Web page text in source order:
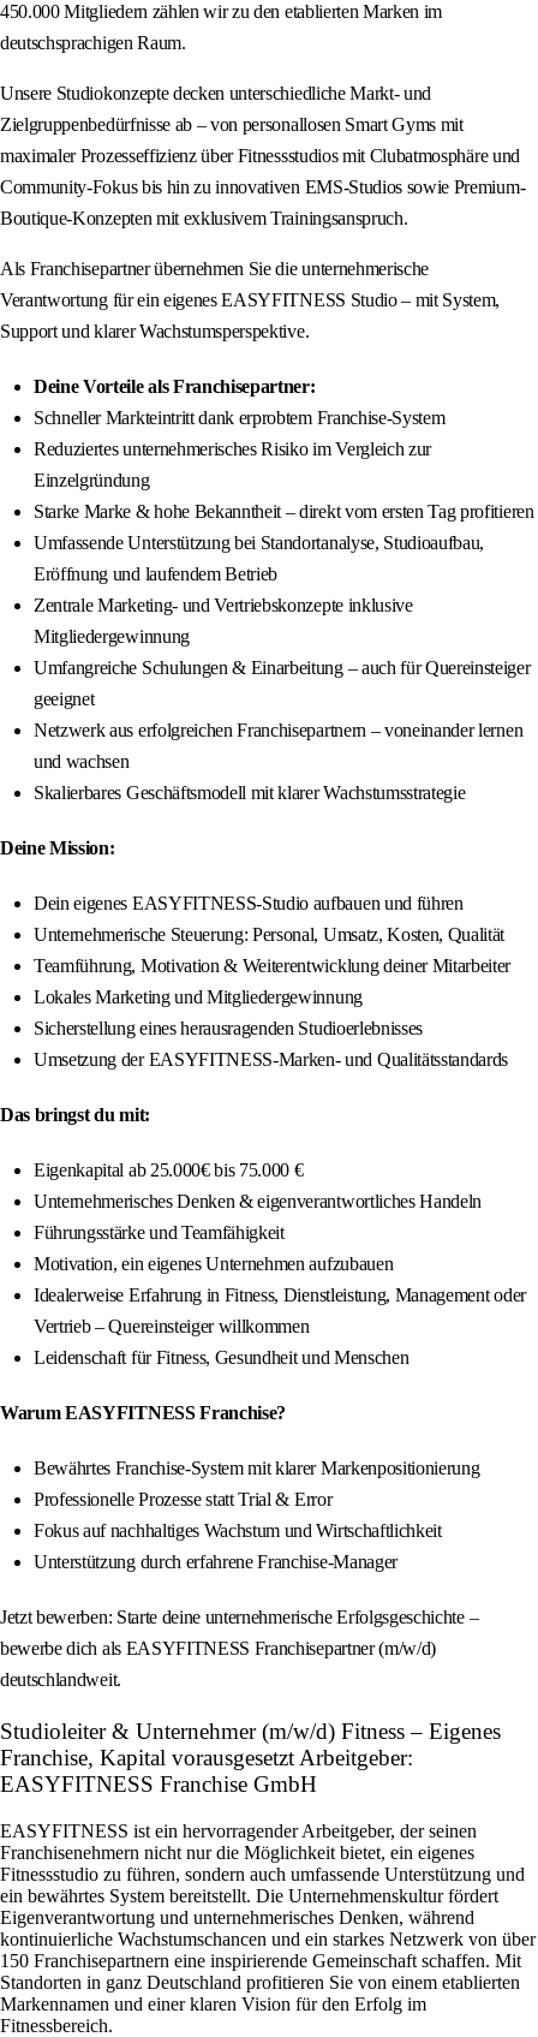
450.000 Mitgliedern zählen wir zu den etablierten Marken im
deutschsprachigen Raum.
Unsere Studiokonzepte decken unterschiedliche Markt- und
Zielgruppenbedürfnisse ab – von personallosen Smart Gyms mit
maximaler Prozesseffizienz über Fitnessstudios mit Clubatmosphäre und
Community-Fokus bis hin zu innovativen EMS-Studios sowie Premium-
Boutique-Konzepten mit exklusivem Trainingsanspruch.
Als Franchisepartner übernehmen Sie die unternehmerische
Verantwortung für ein eigenes EASYFITNESS Studio – mit System,
Support und klarer Wachstumsperspektive.
Deine Vorteile als Franchisepartner:
Schneller Markteintritt dank erprobtem Franchise-System
Reduziertes unternehmerisches Risiko im Vergleich zur
Einzelgründung
Starke Marke & hohe Bekanntheit – direkt vom ersten Tag profitieren
Umfassende Unterstützung bei Standortanalyse, Studioaufbau,
Eröffnung und laufendem Betrieb
Zentrale Marketing- und Vertriebskonzepte inklusive
Mitgliedergewinnung
Umfangreiche Schulungen & Einarbeitung – auch für Quereinsteiger
geeignet
Netzwerk aus erfolgreichen Franchisepartnern – voneinander lernen
und wachsen
Skalierbares Geschäftsmodell mit klarer Wachstumsstrategie
Deine Mission:
Dein eigenes EASYFITNESS-Studio aufbauen und führen
Unternehmerische Steuerung: Personal, Umsatz, Kosten, Qualität
Teamführung, Motivation & Weiterentwicklung deiner Mitarbeiter
Lokales Marketing und Mitgliedergewinnung
Sicherstellung eines herausragenden Studioerlebnisses
Umsetzung der EASYFITNESS-Marken- und Qualitätsstandards
Das bringst du mit:
Eigenkapital ab 25.000€ bis 75.000 €
Unternehmerisches Denken & eigenverantwortliches Handeln
Führungsstärke und Teamfähigkeit
Motivation, ein eigenes Unternehmen aufzubauen
Idealerweise Erfahrung in Fitness, Dienstleistung, Management oder
Vertrieb – Quereinsteiger willkommen
Leidenschaft für Fitness, Gesundheit und Menschen
Warum EASYFITNESS Franchise?
Bewährtes Franchise-System mit klarer Markenpositionierung
Professionelle Prozesse statt Trial & Error
Fokus auf nachhaltiges Wachstum und Wirtschaftlichkeit
Unterstützung durch erfahrene Franchise-Manager
Jetzt bewerben: Starte deine unternehmerische Erfolgsgeschichte –
bewerbe dich als EASYFITNESS Franchisepartner (m/w/d)
deutschlandweit.
Studioleiter & Unternehmer (m/w/d) Fitness – Eigenes
Franchise, Kapital vorausgesetzt Arbeitgeber:
EASYFITNESS Franchise GmbH
EASYFITNESS ist ein hervorragender Arbeitgeber, der seinen
Franchisenehmern nicht nur die Möglichkeit bietet, ein eigenes
Fitnessstudio zu führen, sondern auch umfassende Unterstützung und
ein bewährtes System bereitstellt. Die Unternehmenskultur fördert
Eigenverantwortung und unternehmerisches Denken, während
kontinuierliche Wachstumschancen und ein starkes Netzwerk von über
150 Franchisepartnern eine inspirierende Gemeinschaft schaffen. Mit
Standorten in ganz Deutschland profitieren Sie von einem etablierten
Markennamen und einer klaren Vision für den Erfolg im
Fitnessbereich.